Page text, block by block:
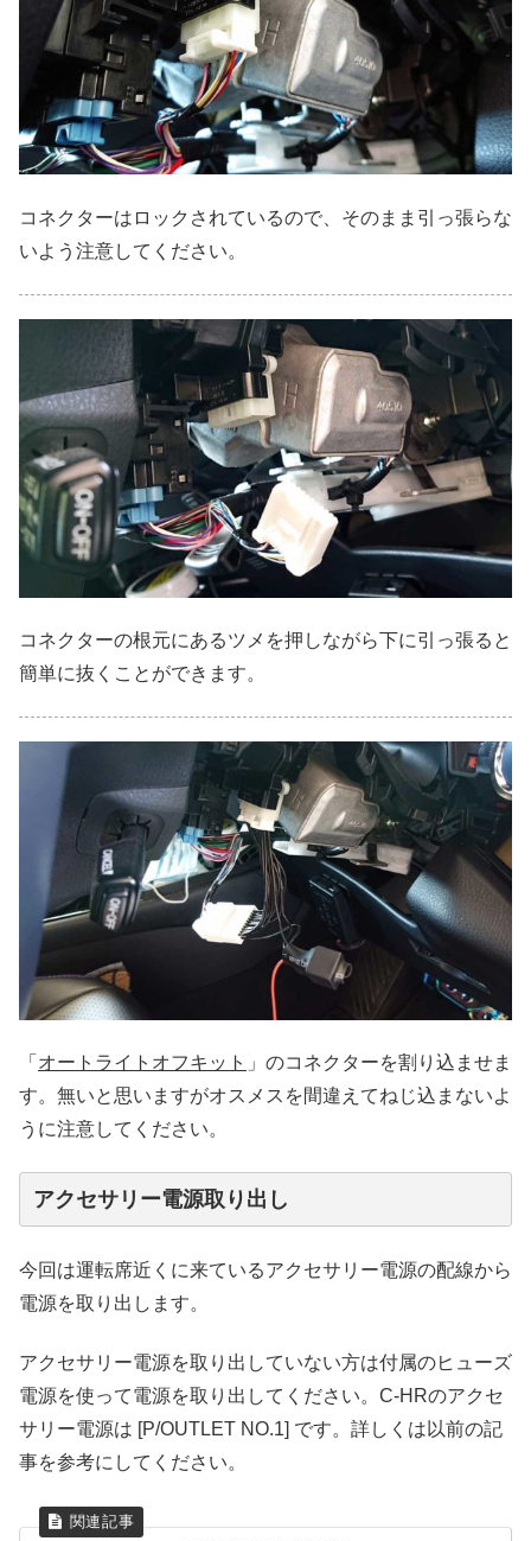
コネクターはロックされているので、そのまま引っ張らな
いよう注意してください。
コネクターの根元にあるツメを押しながら下に引っ張ると
簡単に抜くことができます。
「 オートライトオフキット 」のコネクターを割り込ませま
す。無いと思いますがオスメスを間違えてねじ込まないよ
うに注意してください。
アクセサリー電源取り出し
今回は運転席近くに来ているアクセサリー電源の配線から
電源を取り出します。
アクセサリー電源を取り出していない方は付属のヒューズ
電源を使って電源を取り出してください。C-HRのアクセ
サリー電源は [P/OUTLET NO.1] です。詳しくは以前の記
事を参考にしてください。